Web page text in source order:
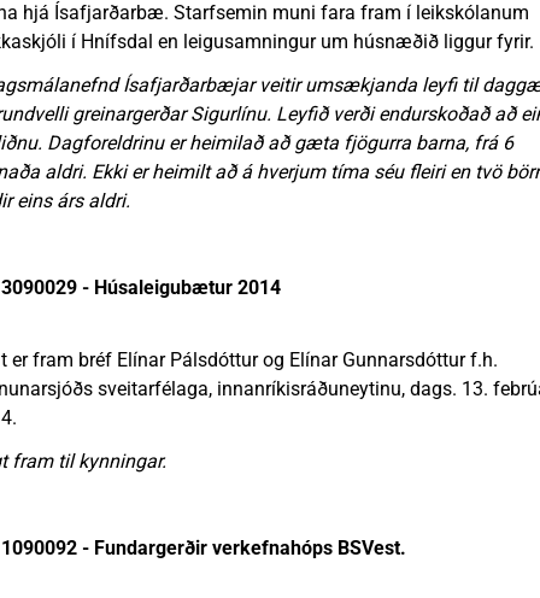
hjá Ísafjarðarbæ. Starfsemin muni fara fram í leikskólanum
í Hnífsdal en leigusamningur um húsnæðið liggur fyrir.
Ísafjarðarbæjar veitir umsækjanda leyfi til
greinargerðar Sigurlínu. Leyfið verði endurskoðað að
Dagforeldrinu er heimilað að gæta fjögurra barna, frá 6
aldri. Ekki er heimilt að á hverjum tíma séu fleiri en tvö
eins árs aldri.
- Húsaleigubætur 2014
er fram bréf Elínar Pálsdóttur og Elínar Gunnarsdóttur f.h.
sveitarfélaga, innanríkisráðuneytinu, dags. 13.
fram til kynningar.
- Fundargerðir verkefnahóps BSVest.